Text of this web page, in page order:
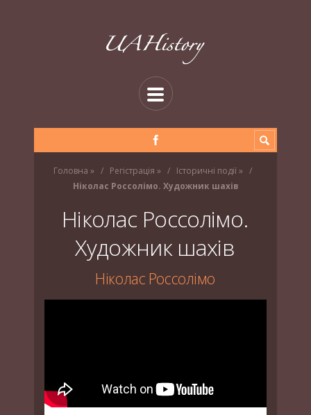
Головна » Регістрація » Історичні події»
Ніколас Россолімо. Художник шахів
Ніколас Россолімо.
Художник шахів
Ніколас Россолімо